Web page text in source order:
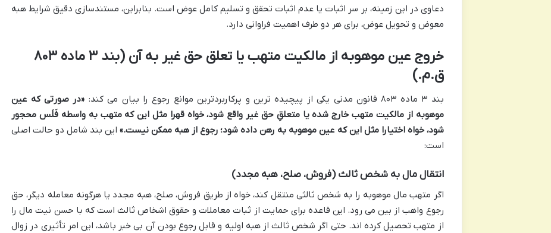
دعاوی در این زمینه، بر سر اثبات یا عدم اثبات تحقق و تسلیم کامل عوض است. بنابراین، مستندسازی دقیق شرایط هبه
معوض و تحویل عوض، برای هر دو طرف اهمیت فراوانی دارد.
خروج عین موهوبه از مالکیت متهب یا تعلق حق غیر به آن (بند ۳ ماده ۸۰۳
ق.م.)
بند ۳ ماده ۸۰۳ قانون مدنی یکی از پیچیده ترین و پرکاربردترین موانع رجوع را بیان می کند:
«در صورتی که عین
موهوبه از مالکیت متهب خارج شده یا متعلقِ حق غیر واقع شود، خواه قهرا مثل این که متهب به واسطه فَلَس محجور
شود، خواه اختیارا مثل این که عین موهوبه به رهن داده شود؛ رجوع از هبه ممکن نیست.»این بند شامل دو حالت اصلی
است:
انتقال مال به شخص ثالث (فروش، صلح، هبه مجدد)
اگر متهب مال موهوبه را به شخص ثالثی منتقل کند، خواه از طریق فروش، صلح، هبه مجدد یا هرگونه معامله دیگر، حق
رجوع واهب از بین می رود. این قاعده برای حمایت از ثبات معاملات و حقوق اشخاص ثالث است که با حسن نیت مال را
از متهب تحصیل کرده اند. حتی اگر شخص ثالث از هبه اولیه و قابل رجوع بودن آن بی خبر باشد، این امر تأثیری در زوال